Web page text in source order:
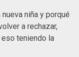
niña y porqué
a rechazar,
teniendo la